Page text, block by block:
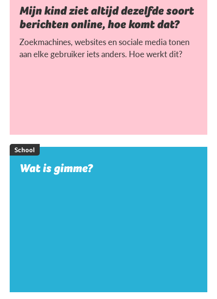
Mijn kind ziet altijd dezelfde soort
berichten online, hoe komt dat?
Zoekmachines, websites en sociale media tonen
aan elke gebruiker iets anders. Hoe werkt dit?
School
Wat is gimme?